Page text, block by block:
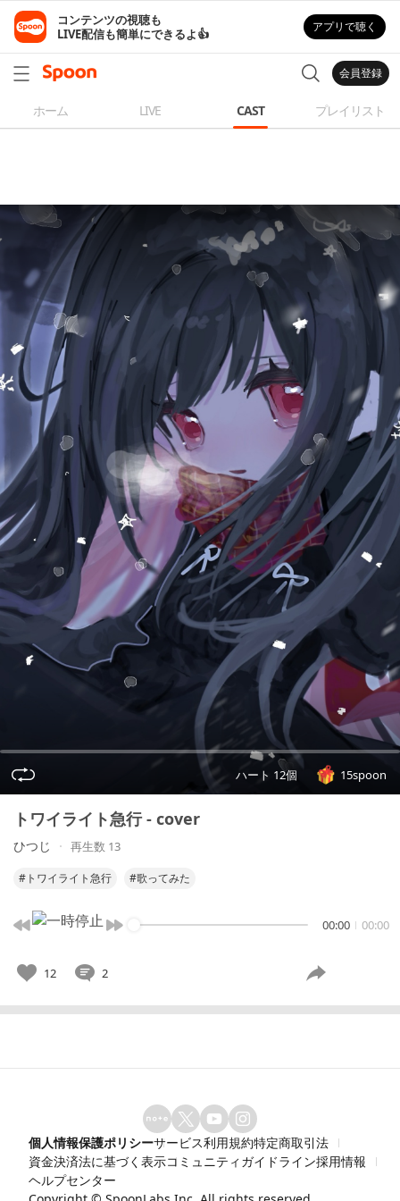
コンテンツの視聴も
LIVE配信も簡単にできるよ👍
アプリで聴く
会員登録
ホーム LIVE CAST プレイリスト
ハート 12個 15spoon
トワイライト急行 - cover
ひつじ 再生数 13
#トワイライト急行 #歌ってみた
00:00 00:00
12 2
個人情報保護ポリシーサービス利用規約特定商取引法
資金決済法に基づく表示コミュニティガイドライン採用情報
ヘルプセンター